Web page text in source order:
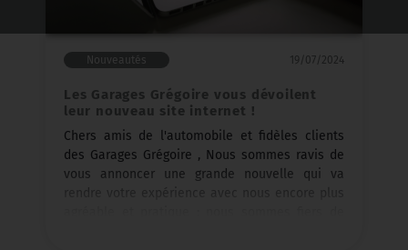
Nouveautés 19/07/2024
Les Garages Grégoire vous dévoilent
leur nouveau site internet !
Chers amis de l'automobile et fidèles clients
des Garages Grégoire , Nous sommes ravis de
vous annoncer une grande nouvelle qui va